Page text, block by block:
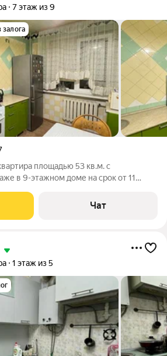
7 этаж из 9
залога
площадью 53 кв.м. с
в 9-этажном доме на срок от 11
Пылесос Дом - панельный, окна
Чат
1 этаж из 5